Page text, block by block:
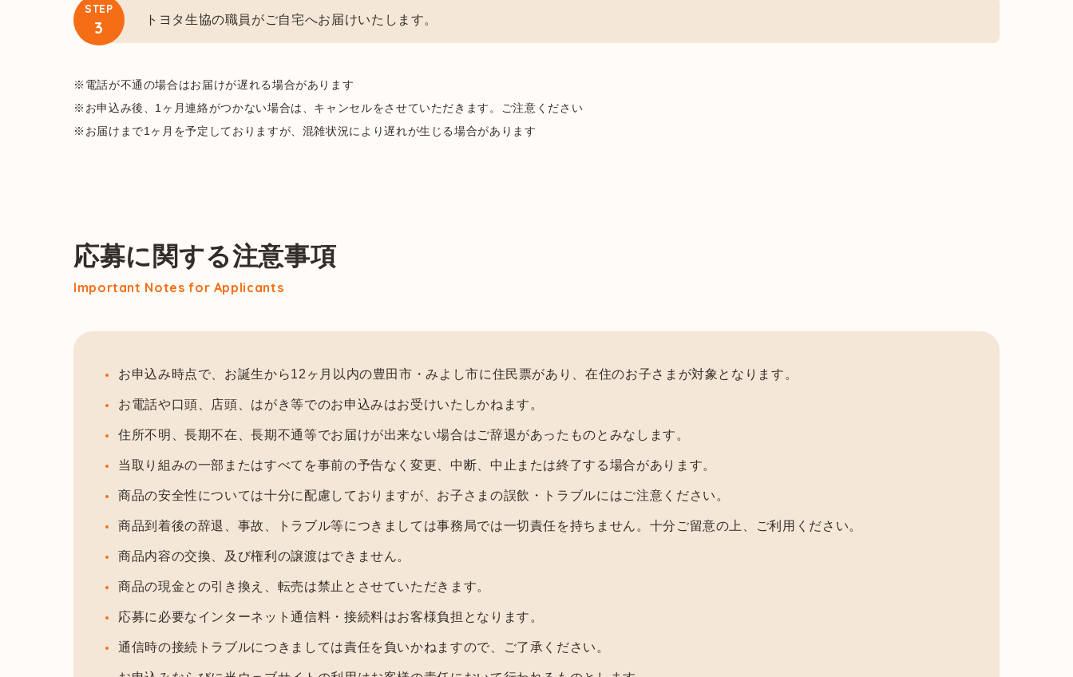
STEP
3 トヨタ生協の職員がご自宅へお届けいたします。
※電話が不通の場合はお届けが遅れる場合があります
※お申込み後、1ヶ月連絡がつかない場合は、キャンセルをさせていただきます。ご注意ください
※お届けまで1ヶ月を予定しておりますが、混雑状況により遅れが生じる場合があります
応募に関する注意事項
Important Notes for Applicants
お申込み時点で、お誕生から12ヶ月以内の豊田市・みよし市に住民票があり、在住のお子さまが対象となります。
お電話や口頭、店頭、はがき等でのお申込みはお受けいたしかねます。
住所不明、長期不在、長期不通等でお届けが出来ない場合はご辞退があったものとみなします。
当取り組みの一部またはすべてを事前の予告なく変更、中断、中止または終了する場合があります。
商品の安全性については十分に配慮しておりますが、お子さまの誤飲・トラブルにはご注意ください。
商品到着後の辞退、事故、トラブル等につきましては事務局では一切責任を持ちません。十分ご留意の上、ご利用ください。
商品内容の交換、及び権利の譲渡はできません。
商品の現金との引き換え、転売は禁止とさせていただきます。
応募に必要なインターネット通信料・接続料はお客様負担となります。
通信時の接続トラブルにつきましては責任を負いかねますので、ご了承ください。